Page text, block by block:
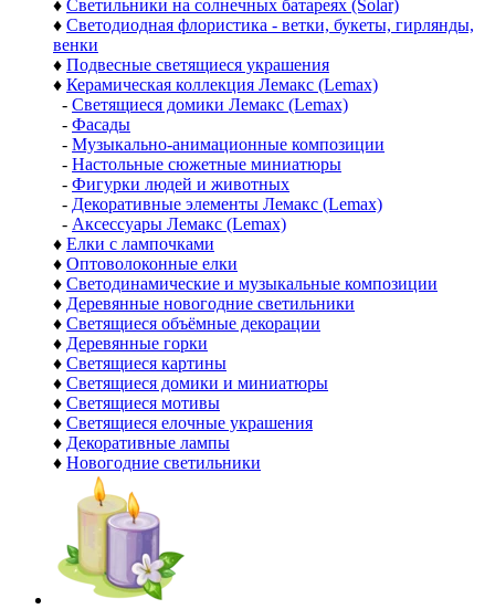
♦ Светильники на солнечных батареях (Solar)
♦ Светодиодная флористика - ветки, букеты, гирлянды,
венки
♦ Подвесные светящиеся украшения
♦ Керамическая коллекция Лемакс (Lemax)
- Светящиеся домики Лемакс (Lemax)
- Фасады
- Музыкально-анимационные композиции
- Настольные сюжетные миниатюры
- Фигурки людей и животных
- Декоративные элементы Лемакс (Lemax)
- Аксессуары Лемакс (Lemax)
♦ Елки с лампочками
♦ Оптоволоконные елки
♦ Светодинамические и музыкальные композиции
♦ Деревянные новогодние светильники
♦ Светящиеся объёмные декорации
♦ Деревянные горки
♦ Светящиеся картины
♦ Светящиеся домики и миниатюры
♦ Светящиеся мотивы
♦ Светящиеся елочные украшения
♦ Декоративные лампы
♦ Новогодние светильники